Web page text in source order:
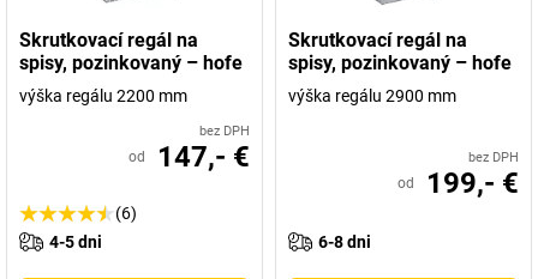
Skrutkovací regál na
spisy, pozinkovaný – hofe
výška regálu 2200 mm
bez DPH
od 147,- €
(6)
4-5 dni
Skrutkovací regál na
spisy, pozinkovaný – hofe
výška regálu 2900 mm
bez DPH
od 199,- €
6-8 dni